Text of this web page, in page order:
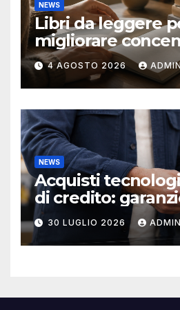
NEWS
Libri da leggere
migliorare
produttività
4 AGOSTO 2026 ADMIN
NEWS
Acquisti
di credito:
protezioni
30 LUGLIO 2026 ADMIN